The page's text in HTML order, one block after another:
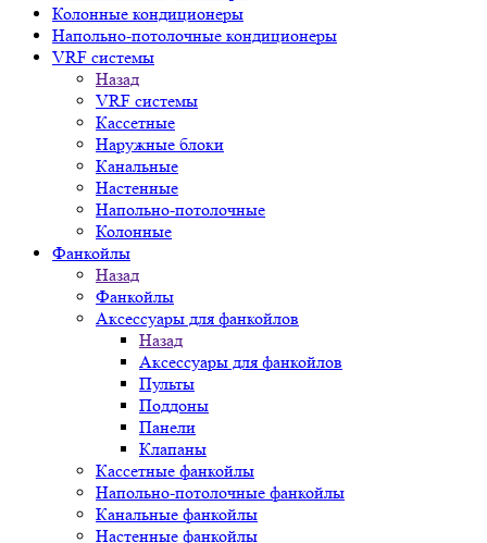
Колонные кондиционеры
Напольно-потолочные кондиционеры
VRF системы
Назад
VRF системы
Кассетные
Наружные блоки
Канальные
Настенные
Напольно-потолочные
Колонные
Фанкойлы
Назад
Фанкойлы
Аксессуары для фанкойлов
Назад
Аксессуары для фанкойлов
Пульты
Поддоны
Панели
Клапаны
Кассетные фанкойлы
Напольно-потолочные фанкойлы
Канальные фанкойлы
Настенные фанкойлы